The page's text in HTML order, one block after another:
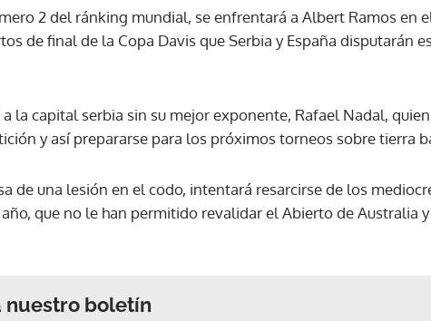
2 del ránking mundial, se enfrentará a Albert Ramos en
de final de la Copa Davis que Serbia y España disputarán
a la capital serbia sin su mejor exponente, Rafael Nadal,
y así prepararse para los próximos torneos sobre tierra
de una lesión en el codo, intentará resarcirse de los
que no le han permitido revalidar el Abierto de Australia
nuestro boletín